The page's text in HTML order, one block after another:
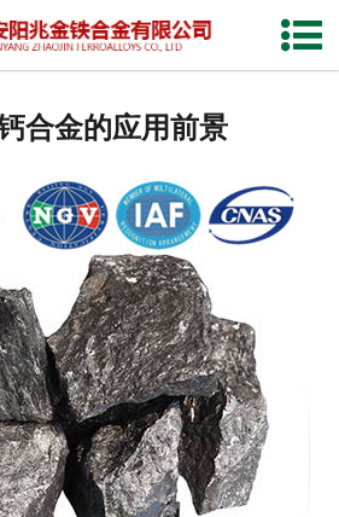
网站首页
产品中心
厂容厂貌
视频中心
联系我们
合金的应用前景